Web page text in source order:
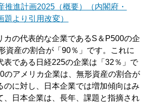
推進計画2025（概要）（内閣府・
題より引用改変）
カの代表的な企業であるS＆P500の企
資産の割合が「90％」です。これに
表である日経225の企業は「32％」で
のアメリカ企業は、無形資産の割合が
のに対し、日本企業では増加傾向はみ
、日本企業は、長年、課題と指摘され